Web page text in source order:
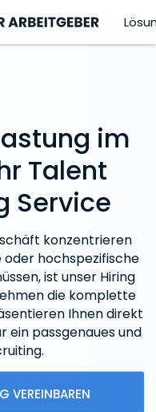
im
Talent
Service
konzentrieren
hochspezifische
ist unser Hiring
die komplette
Ihnen direkt
ein passgenaues und
VEREINBAREN